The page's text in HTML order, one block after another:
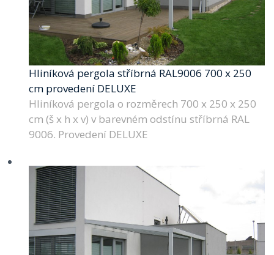
Hliníková pergola stříbrná RAL9006 700 x 250
cm provedení DELUXE
Hliníková pergola o rozměrech 700 x 250 x 250
cm (š x h x v) v barevném odstínu stříbrná RAL
9006. Provedení DELUXE